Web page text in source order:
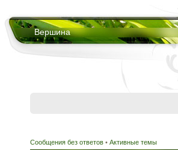
Вершина
Сообщения без ответов • Активные темы